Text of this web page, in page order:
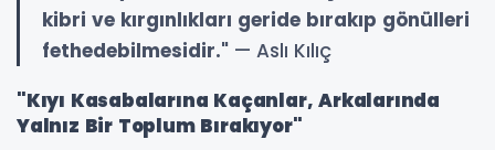
kibri ve kırgınlıkları geride bırakıp gönülleri
fethedebilmesidir." — Aslı Kılıç
"Kıyı Kasabalarına Kaçanlar, Arkalarında
Yalnız Bir Toplum Bırakıyor"